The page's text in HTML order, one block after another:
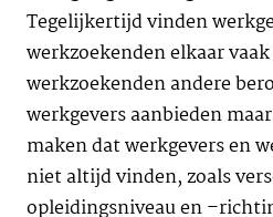
Tegelijkertijd vinden
werkzoekenden elkaar
werkzoekenden andere
werkgevers aanbieden
maken dat werkgevers en
niet altijd vinden, zoals
opleidingsniveau en